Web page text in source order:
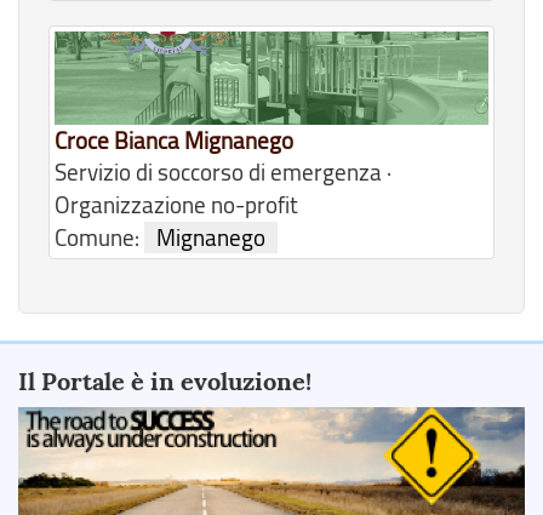
Croce Bianca Mignanego
Servizio di soccorso di emergenza ·
Organizzazione no-profit
Comune:
Mignanego
Il Portale è in evoluzione!